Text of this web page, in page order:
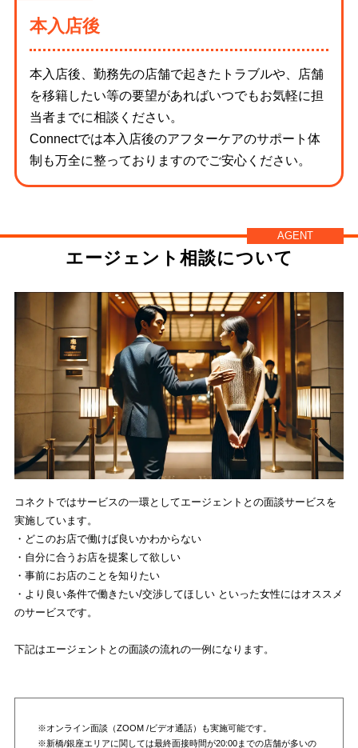
本入店後
本入店後、勤務先の店舗で起きたトラブルや、店舗
を移籍したい等の要望があればいつでもお気軽に担
当者までに相談ください。
Connectでは本入店後のアフターケアのサポート体
制も万全に整っておりますのでご安心ください。
AGENT
エージェント相談について
コネクトではサービスの一環としてエージェントとの面談サービスを
実施しています。
・どこのお店で働けば良いかわからない
・自分に合うお店を提案して欲しい
・事前にお店のことを知りたい
・より良い条件で働きたい/交渉してほしい といった女性にはオススメ
のサービスです。
下記はエージェントとの面談の流れの一例になります。
※オンライン面談（ZOOM /ビデオ通話）も実施可能です。
※新橋/銀座エリアに関しては最終面接時間が20:00までの店舗が多いの